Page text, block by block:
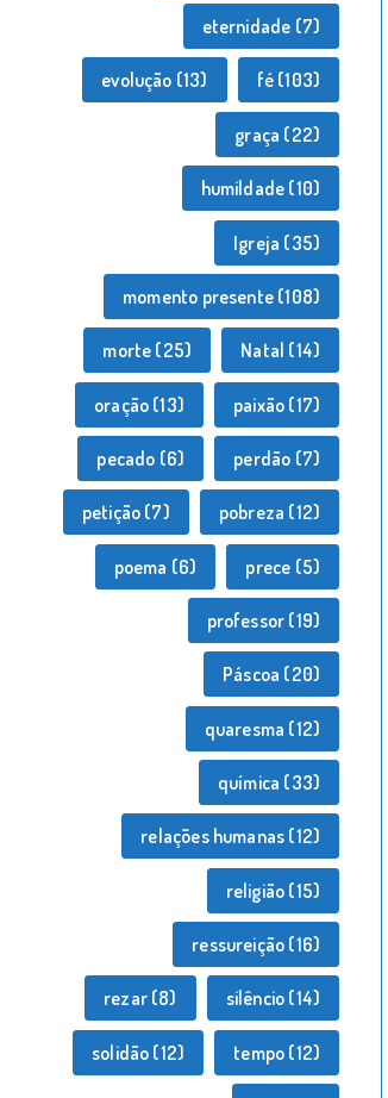
eternidade (7)
evolução (13) fé (103)
graça (22)
humildade (10)
Igreja (35)
momento presente (108)
morte (25) Natal (14)
oração (13) paixão (17)
pecado (6) perdão (7)
petição (7) pobreza (12)
poema (6) prece (5)
professor (19)
Páscoa (20)
quaresma (12)
química (33)
relações humanas (12)
religião (15)
ressureição (16)
rezar(8) silêncio (14)
solidão (12) tempo (12)